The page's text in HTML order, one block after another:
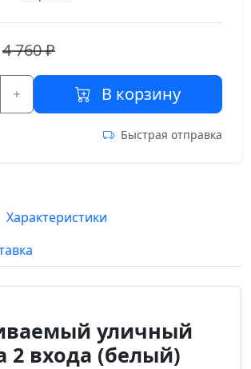
4 760 ₽
В корзину
Быстрая отправка
Характеристики
уличный
2 входа (белый)